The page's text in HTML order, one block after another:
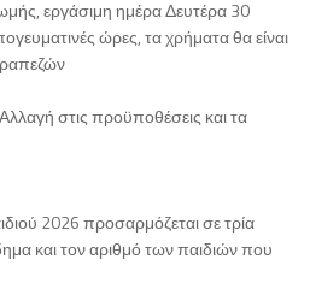
εργάσιμη ημέρα Δευτέρα 30
ώρες, τα χρήματα θα είναι
στις προϋποθέσεις και τα
2026 προσαρμόζεται σε τρία
και τον αριθμό των παιδιών που